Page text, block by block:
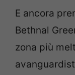
E ancora
Bethnal
zona più